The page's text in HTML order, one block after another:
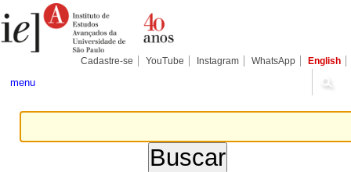
para
conteúdo.
Pessoais
Cadastre-se YouTube Instagram WhatsApp English
menu